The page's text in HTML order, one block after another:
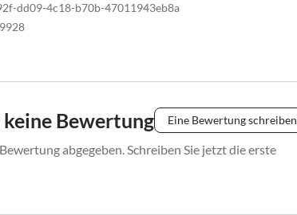
dd09-4c18-b70b-47011943eb8a
Bewertung Eine Bewertung schreiben
abgegeben. Schreiben Sie jetzt die erste